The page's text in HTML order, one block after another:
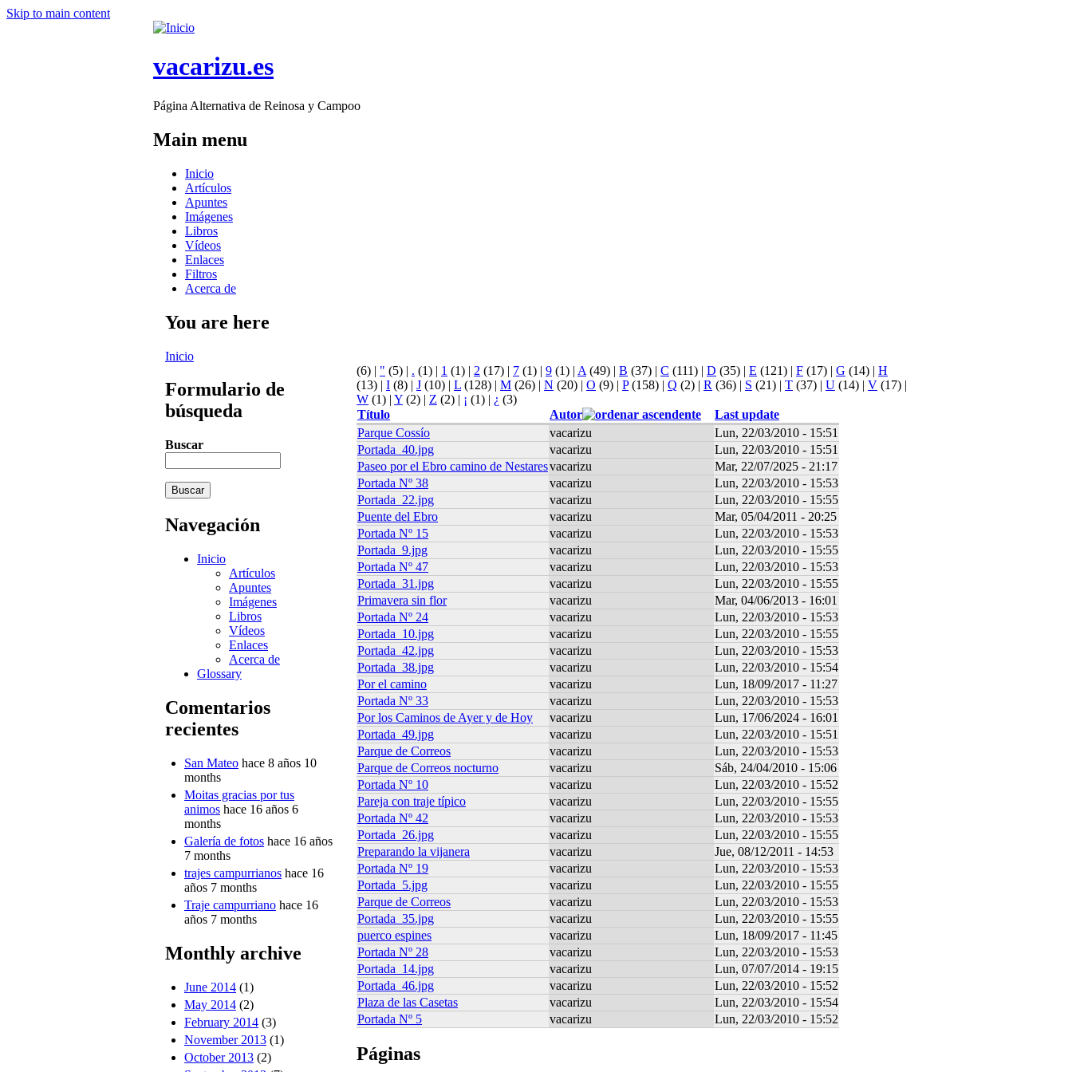
Skip to main content
vacarizu.es
Página Alternativa de Reinosa y Campoo
Main menu
Inicio
Artículos
Apuntes
Imágenes
Libros
Vídeos
Enlaces
Filtros
Acerca de
You are here
Inicio
Formulario de
búsqueda
Buscar
Navegación
Inicio
Artículos
Apuntes
Imágenes
Libros
Vídeos
Enlaces
Acerca de
Glossary
Comentarios
recientes
San Mateo hace 8 años 10
months
Moitas gracias por tus
animos hace 16 años 6
months
Galería de fotos hace 16 años
7 months
trajes campurrianos hace 16
años 7 months
Traje campurriano hace 16
años 7 months
Monthly archive
June 2014 (1)
May 2014 (2)
February 2014 (3)
November 2013 (1)
October 2013 (2)
(6) | " (5) | . (1) | 1 (1) | 2 (17) | 7 (1) | 9 (1) | A (49) | B (37) | C (111) | D (35) | E (121) | F (17) | G (14) | H
(13) | I (8) | J (10) | L (128) | M (26) | N (20) | O (9) | P(158) | Q (2) | R (36) | S (21) | T (37) | U (14) | V (17) |
W (1) | Y (2) | Z (2) | ¡ (1) | ¿ (3)
Título
Autor
Last update
Parque Cossío
vacarizu
Lun, 22/03/2010 - 15:51
Portada_40.jpg
vacarizu
Lun, 22/03/2010 - 15:51
Paseo por el Ebro camino de Nestaresvacarizu
Mar, 22/07/2025 - 21:17
Portada Nº 38
vacarizu
Lun, 22/03/2010 - 15:53
Portada_22.jpg
vacarizu
Lun, 22/03/2010 - 15:55
Puente del Ebro
vacarizu
Mar, 05/04/2011 - 20:25
Portada Nº 15
vacarizu
Lun, 22/03/2010 - 15:53
Portada_9.jpg
vacarizu
Lun, 22/03/2010 - 15:55
Portada Nº 47
vacarizu
Lun, 22/03/2010 - 15:53
Portada_31.jpg
vacarizu
Lun, 22/03/2010 - 15:55
Primavera sin flor
vacarizu
Mar, 04/06/2013 - 16:01
Portada Nº 24
vacarizu
Lun, 22/03/2010 - 15:53
Portada_10.jpg
vacarizu
Lun, 22/03/2010 - 15:55
Portada_42.jpg
vacarizu
Lun, 22/03/2010 - 15:53
Portada_38.jpg
vacarizu
Lun, 22/03/2010 - 15:54
Por el camino
vacarizu
Lun, 18/09/2017 - 11:27
Portada Nº 33
vacarizu
Lun, 22/03/2010 - 15:53
Por los Caminos de Ayer y de Hoy
vacarizu
Lun, 17/06/2024 - 16:01
Portada_49.jpg
vacarizu
Lun, 22/03/2010 - 15:51
Parque de Correos
vacarizu
Lun, 22/03/2010 - 15:53
Parque de Correos nocturno
vacarizu
Sáb, 24/04/2010 - 15:06
Portada Nº 10
vacarizu
Lun, 22/03/2010 - 15:52
Pareja con traje típico
vacarizu
Lun, 22/03/2010 - 15:55
Portada Nº 42
vacarizu
Lun, 22/03/2010 - 15:53
Portada_26.jpg
vacarizu
Lun, 22/03/2010 - 15:55
Preparando la vijanera
vacarizu
Jue, 08/12/2011 - 14:53
Portada Nº 19
vacarizu
Lun, 22/03/2010 - 15:53
Portada_5.jpg
vacarizu
Lun, 22/03/2010 - 15:55
Parque de Correos
vacarizu
Lun, 22/03/2010 - 15:53
Portada_35.jpg
vacarizu
Lun, 22/03/2010 - 15:55
puerco espines
vacarizu
Lun, 18/09/2017 - 11:45
Portada Nº 28
vacarizu
Lun, 22/03/2010 - 15:53
Portada_14.jpg
vacarizu
Lun, 07/07/2014 - 19:15
Portada_46.jpg
vacarizu
Lun, 22/03/2010 - 15:52
Plaza de las Casetas
vacarizu
Lun, 22/03/2010 - 15:54
Portada Nº 5
vacarizu Lun, 22/03/2010 - 15:52
Páginas